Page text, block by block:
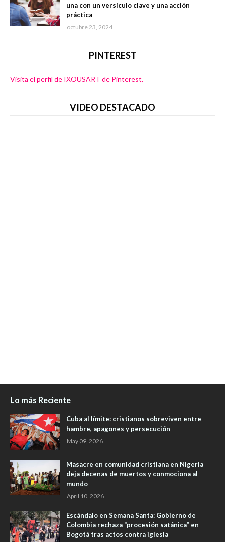
una con un versículo clave y una acción
práctica
octubre 23, 2024
PINTEREST
Visita el perfil de IXOUSART de Pinterest.
VIDEO DESTACADO
Lo más Reciente
Cuba al límite: cristianos sobreviven entre
hambre, apagones y persecución
May 09, 2026
Masacre en comunidad cristiana en Nigeria
deja decenas de muertos y conmociona al
mundo
April 10, 2026
Escándalo en Semana Santa: Gobierno de
Colombia rechaza “procesión satánica” en
Bogotá tras actos contra iglesia